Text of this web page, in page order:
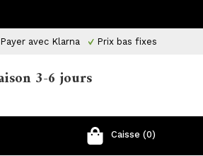
Payer avec Klarna Prix ​​bas fixes
3-6 jours
Caisse (0)